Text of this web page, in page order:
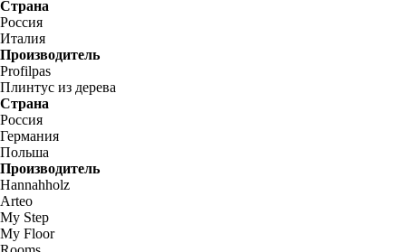
Страна
Россия
Италия
Производитель
Profilpas
Плинтус из дерева
Страна
Россия
Германия
Польша
Производитель
Hannahholz
Arteo
My Step
My Floor